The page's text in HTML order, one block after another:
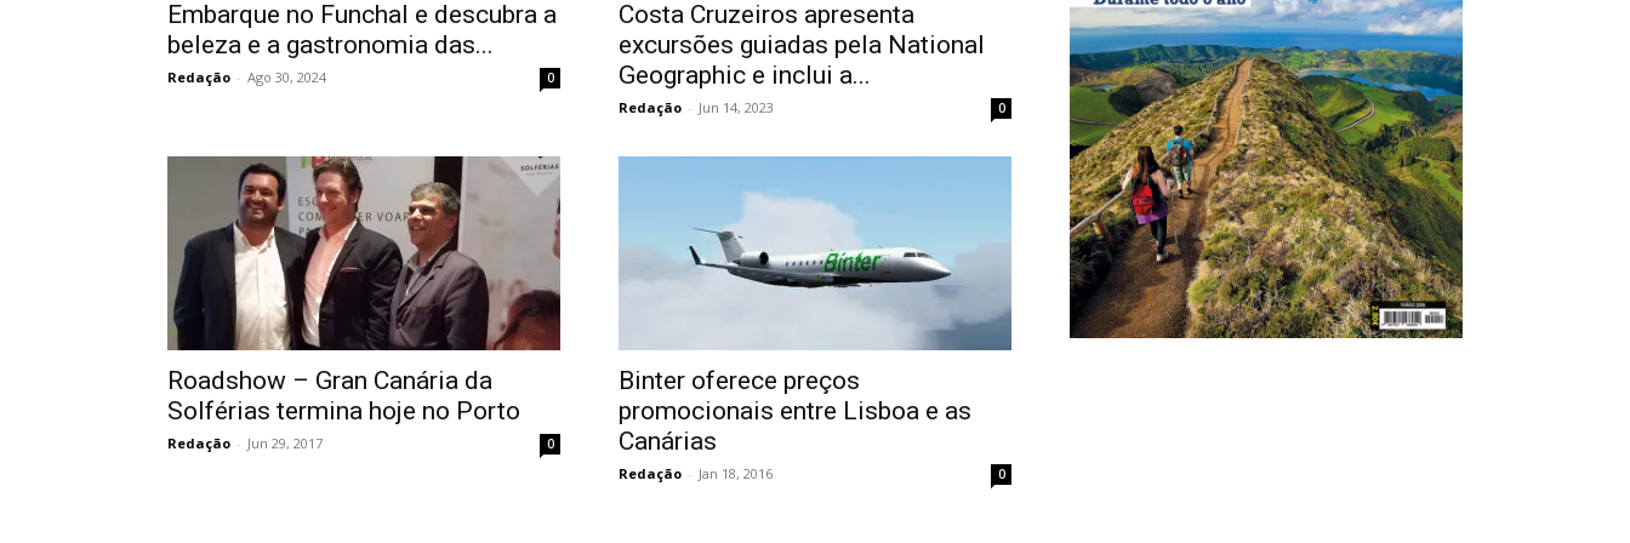
Embarque no Funchal e descubra a
beleza e a gastronomia das...
Redação - Ago 30, 2024 0
Costa Cruzeiros apresenta
excursões guiadas pela National
Geographic e inclui a...
Redação - Jun 14, 2023 0
Roadshow – Gran Canária da
Solférias termina hoje no Porto
Redação - Jun 29, 2017 0
Binter oferece preços
promocionais entre Lisboa e as
Canárias
Redação - Jan 18, 2016 0